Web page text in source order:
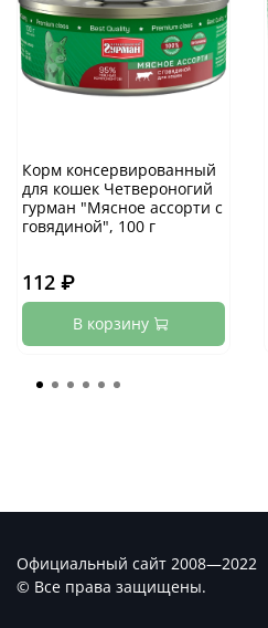
Корм консервированный
для кошек Четвероногий
гурман "Мясное ассорти с
говядиной", 100 г
112 ₽
В корзину
Официальный сайт 2008—2022
© Все права защищены.